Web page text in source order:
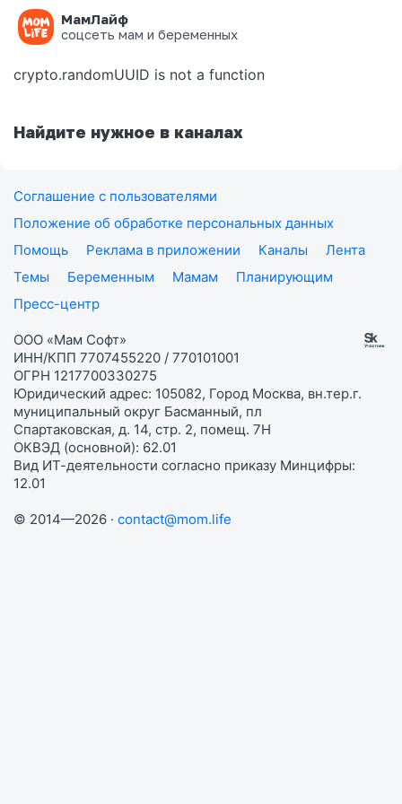
МамЛайф
соцсеть мам и беременных
Ошибка на странице
crypto.randomUUID is not a function
Найдите нужное в каналах
Соглашение с пользователями
Положение об обработке персональных данных
Помощь
Реклама в приложении Каналы
Лента
Темы
Беременным Мамам
Планирующим
Пресс-центр
ООО «Мам Софт»
ИНН/КПП 7707455220 / 770101001
ОГРН 1217700330275
Юридический адрес: 105082, Город Москва, вн.тер.г.
муниципальный округ Басманный, пл
Спартаковская, д. 14, стр. 2, помещ. 7Н
ОКВЭД (основной): 62.01
Вид ИТ-деятельности согласно приказу Минцифры:
12.01
© 2014—2026 · contact@mom.life